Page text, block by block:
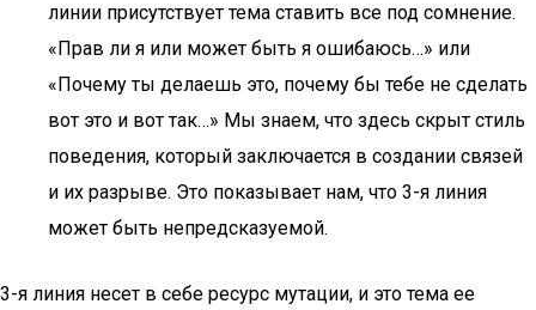
линии присутствует тема ставить все под сомнение.
«Прав ли я или может быть я ошибаюсь…» или
«Почему ты делаешь это, почему бы тебе не сделать
вот это и вот так…» Мы знаем, что здесь скрыт стиль
поведения, который заключается в создании связей
и их разрыве. Это показывает нам, что 3-я линия
может быть непредсказуемой.
3-я линия несет в себе ресурс мутации, и это тема ее